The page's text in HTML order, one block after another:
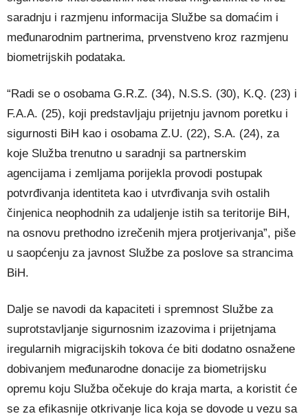
saradnju i razmjenu informacija Službe sa domaćim i
međunarodnim partnerima, prvenstveno kroz razmjenu
biometrijskih podataka.
“Radi se o osobama G.R.Z. (34), N.S.S. (30), K.Q. (23) i
F.A.A. (25), koji predstavljaju prijetnju javnom poretku i
sigurnosti BiH kao i osobama Z.U. (22), S.A. (24), za
koje Služba trenutno u saradnji sa partnerskim
agencijama i zemljama porijekla provodi postupak
potvrđivanja identiteta kao i utvrđivanja svih ostalih
činjenica neophodnih za udaljenje istih sa teritorije BiH,
na osnovu prethodno izrečenih mjera protjerivanja”, piše
u saopćenju za javnost Službe za poslove sa strancima
BiH.
Dalje se navodi da kapaciteti i spremnost Službe za
suprotstavljanje sigurnosnim izazovima i prijetnjama
iregularnih migracijskih tokova će biti dodatno osnažene
dobivanjem međunarodne donacije za biometrijsku
opremu koju Služba očekuje do kraja marta, a koristit će
se za efikasnije otkrivanje lica koja se dovode u vezu sa